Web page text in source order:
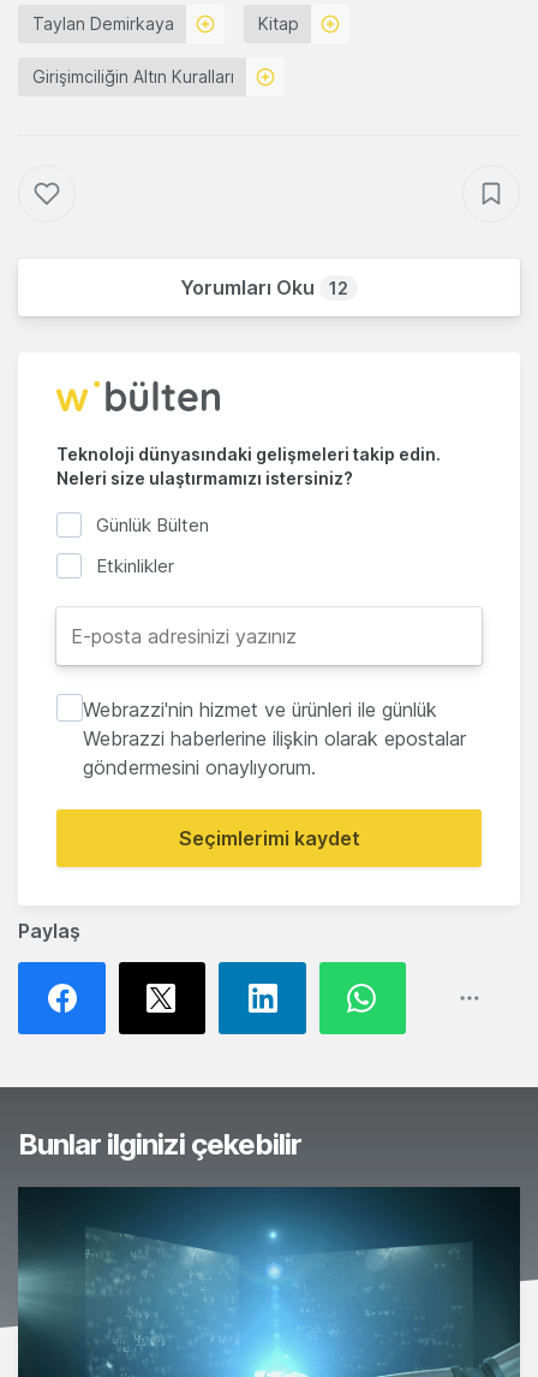
Paylaş
Taylan Demirkaya Kitap
Girişimciliğin Altın Kuralları
Yorumları Oku 12
Teknoloji dünyasındaki gelişmeleri takip edin.
Neleri size ulaştırmamızı istersiniz?
Günlük Bülten
Etkinlikler
Webrazzi'nin hizmet ve ürünleri ile günlük
Webrazzi haberlerine ilişkin olarak epostalar
göndermesini onaylıyorum.
Seçimlerimi kaydet
Bunlar ilginizi çekebilir